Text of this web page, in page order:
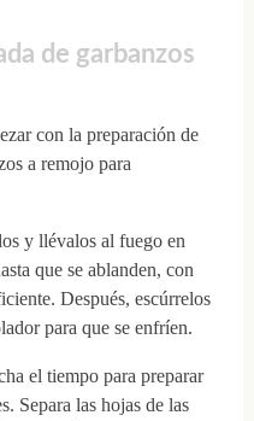
de garbanzos
con la preparación de
a remojo para
y llévalos al fuego en
que se ablanden, con
Después, escúrrelos
para que se enfríen.
el tiempo para preparar
Separa las hojas de las